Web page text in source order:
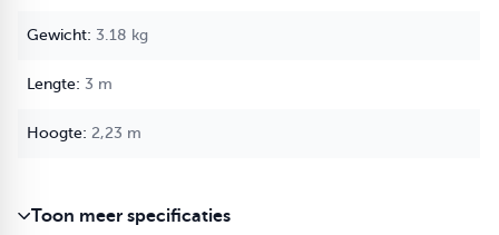
3.18 kg
3 m
2,23 m
Toon meer specificaties